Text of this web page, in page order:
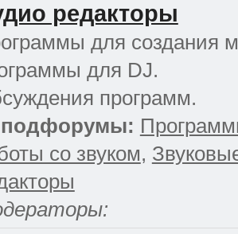
редакторы
для создания
для DJ.
программ.
со звуком,